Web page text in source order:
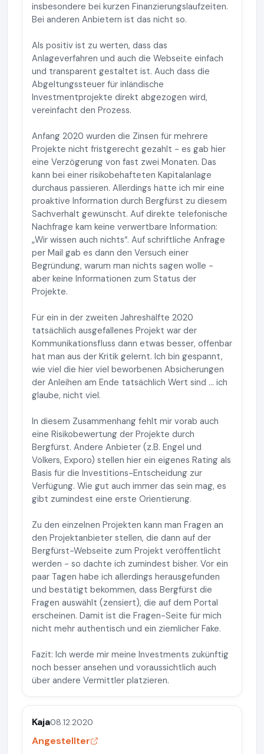
insbesondere bei kurzen Finanzierungslaufzeiten.
Bei anderen Anbietern ist das nicht so.
Als positiv ist zu werten, dass das
Anlageverfahren und auch die Webseite einfach
und transparent gestaltet ist. Auch dass die
Abgeltungssteuer für inländische
Investmentprojekte direkt abgezogen wird,
vereinfacht den Prozess.
Anfang 2020 wurden die Zinsen für mehrere
Projekte nicht fristgerecht gezahlt - es gab hier
eine Verzögerung von fast zwei Monaten. Das
kann bei einer risikobehafteten Kapitalanlage
durchaus passieren. Allerdings hätte ich mir eine
proaktive Information durch Bergfürst zu diesem
Sachverhalt gewünscht. Auf direkte telefonische
Nachfrage kam keine verwertbare Information:
„Wir wissen auch nichts“. Auf schriftliche Anfrage
per Mail gab es dann den Versuch einer
Begründung, warum man nichts sagen wolle -
aber keine Informationen zum Status der
Projekte.
Für ein in der zweiten Jahreshälfte 2020
tatsächlich ausgefallenes Projekt war der
Kommunikationsfluss dann etwas besser, offenbar
hat man aus der Kritik gelernt. Ich bin gespannt,
wie viel die hier viel beworbenen Absicherungen
der Anleihen am Ende tatsächlich Wert sind ... ich
glaube, nicht viel.
In diesem Zusammenhang fehlt mir vorab auch
eine Risikobewertung der Projekte durch
Bergfürst. Andere Anbieter (z.B. Engel und
Völkers, Exporo) stellen hier ein eigenes Rating als
Basis für die Investitions-Entscheidung zur
Verfügung. Wie gut auch immer das sein mag, es
gibt zumindest eine erste Orientierung.
Zu den einzelnen Projekten kann man Fragen an
den Projektanbieter stellen, die dann auf der
Bergfürst-Webseite zum Projekt veröffentlicht
werden - so dachte ich zumindest bisher. Vor ein
paar Tagen habe ich allerdings herausgefunden
und bestätigt bekommen, dass Bergfürst die
Fragen auswählt (zensiert), die auf dem Portal
erscheinen. Damit ist die Fragen-Seite für mich
nicht mehr authentisch und ein ziemlicher Fake.
Fazit: Ich werde mir meine Investments zukünftig
noch besser ansehen und voraussichtlich auch
über andere Vermittler platzieren.
Kaja08.12.2020
Angestellter